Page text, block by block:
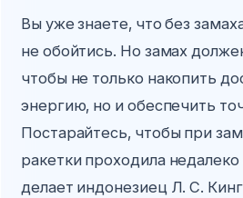
Вы уже знаете, что без
не обойтись. Но замах
чтобы не только накопить
энергию, но и обеспечить
Постарайтесь, чтобы при
ракетки проходила недалеко
делает индонезиец Л. С.